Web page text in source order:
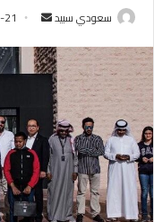
سعودي سبيد
س
ر
د